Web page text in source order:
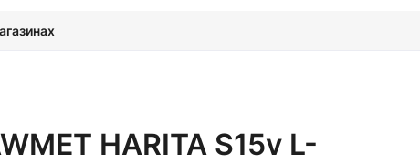
HARITA S15v L-